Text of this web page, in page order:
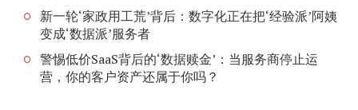
新一轮‘家政用工荒’背后：数字化正在把‘经验派’阿姨
变成‘数据派’服务者
警惕低价SaaS背后的‘数据赎金’：当服务商停止运
营，你的客户资产还属于你吗？